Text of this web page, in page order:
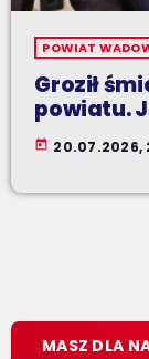
POWIAT
Groził
powiatu.
today 20.07.2026,
MASZ DLA